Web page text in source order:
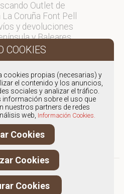
Outlet de
Coruña Font Pell
y devoluciones
y Baleares,
consultar
Coruña gestionados
se entregarán en
horas; los pedidos
fin de semana, el
a partir del
lunes.
cookies propias (necesarias) y
el contenido y los anuncios,
sociales y analizar el tráfico.
sobre el uso que
nuestros partners de redes
web, Información Cookies.
Cookies
Cookies
Cookies